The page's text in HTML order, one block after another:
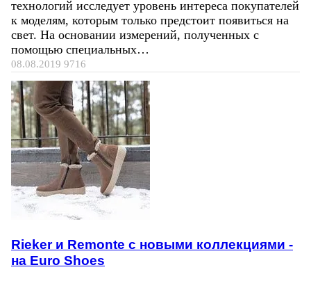
технологий исследует уровень интереса покупателей
к моделям, которым только предстоит появиться на
свет. На основании измерений, полученных с
помощью специальных…
08.08.2019 9716
Rieker и Remonte с новыми коллекциями -
на Euro Shoes